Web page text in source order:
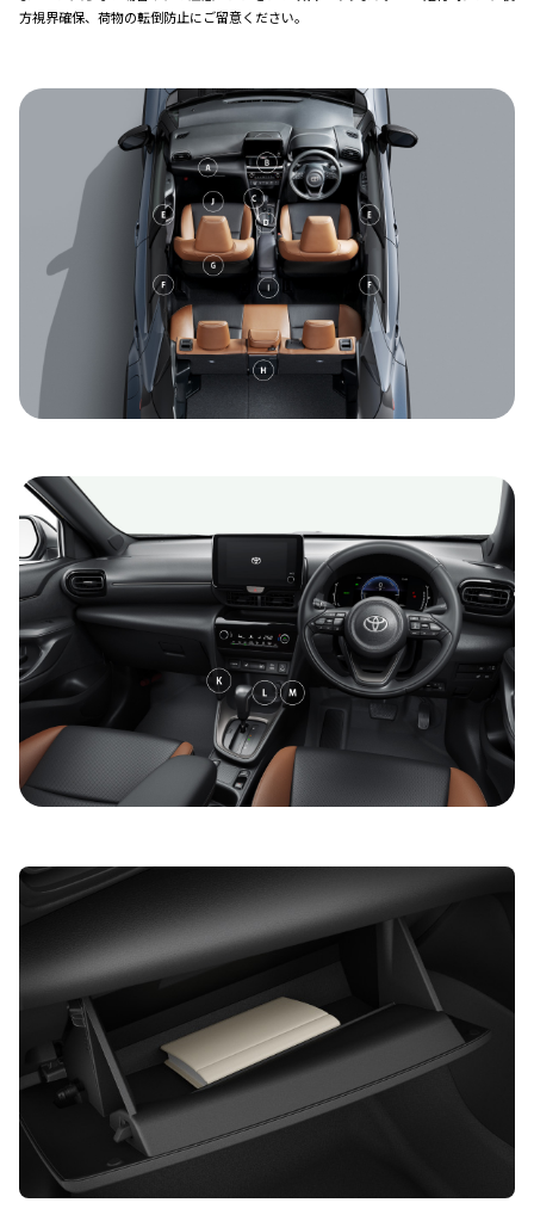
方視界確保、荷物の転倒防止にご留意ください。